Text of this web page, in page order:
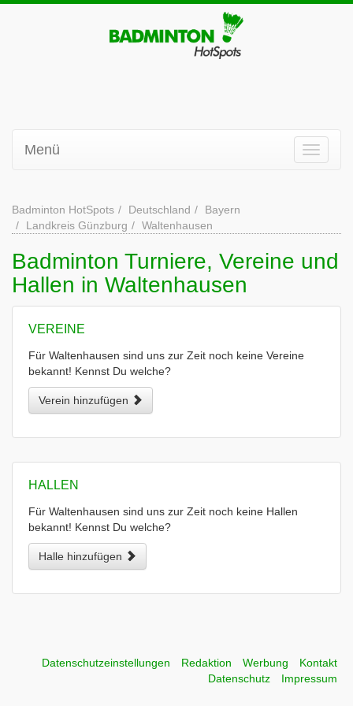
Menü
Badminton HotSpots Deutschland
Bayern
Landkreis Günzburg
Waltenhausen
Badminton Turniere, Vereine und
Hallen in Waltenhausen
VEREINE
Für Waltenhausen sind uns zur Zeit noch keine Vereine
bekannt! Kennst Du welche?
Verein hinzufügen
HALLEN
Für Waltenhausen sind uns zur Zeit noch keine Hallen
bekannt! Kennst Du welche?
Halle hinzufügen
Datenschutzeinstellungen Redaktion Werbung
Kontakt
Datenschutz
Impressum